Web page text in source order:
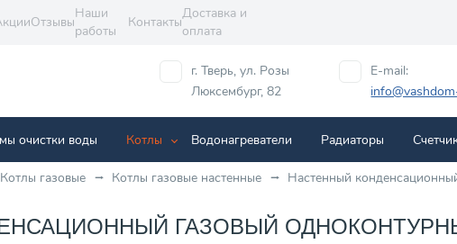
Отзывы
Наши
работы
Контакты
Доставка и
оплата
г. Тверь, ул. Розы
Люксембург, 82
E-mail:
очистки воды Котлы Водонагреватели Радиаторы
Котлы газовые Котлы газовые настенные Настенный
ГАЗОВЫЙ